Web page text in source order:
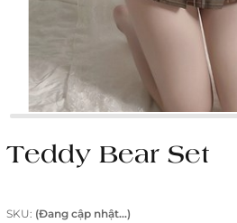
Teddy Bear Set
SKU: (Đang cập nhật...)